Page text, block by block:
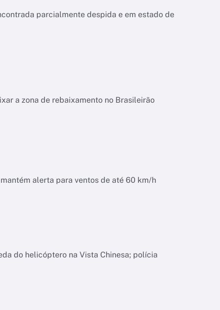
parcialmente despida e em estado de
a zona de rebaixamento no Brasileirão
alerta para ventos de até 60 km/h
do helicóptero na Vista Chinesa; polícia